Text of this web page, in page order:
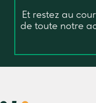
Et restez au
de toute notre